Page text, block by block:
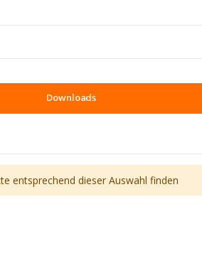
Downloads
entsprechend dieser Auswahl finden